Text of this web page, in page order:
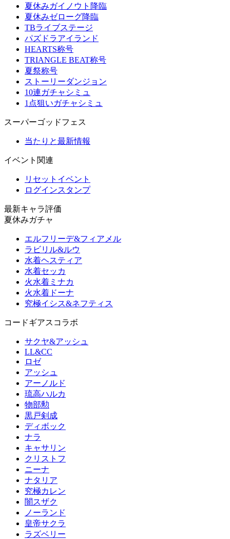
夏休みガイノウト降臨
夏休みゼローグ降臨
TBライブステージ
パズドラアイランド
HEARTS称号
TRIANGLE BEAT称号
夏祭称号
ストーリーダンジョン
10連ガチャシミュ
1点狙いガチャシミュ
スーパーゴッドフェス
当たりと最新情報
イベント関連
リセットイベント
ログインスタンプ
最新キャラ評価
夏休みガチャ
エルフリーデ&フィアメル
ラビリル&ルウ
水着ヘスティア
水着セッカ
火水着ミナカ
火水着ドーナ
究極イシス&ネフティス
コードギアスコラボ
サクヤ&アッシュ
LL&CC
ロゼ
アッシュ
アーノルド
琉高ハルカ
物部勲
黒戸剣成
ディボック
ナラ
キャサリン
クリストフ
ニーナ
ナタリア
究極カレン
闇スザク
ノーランド
皇帝サクラ
ラズベリー